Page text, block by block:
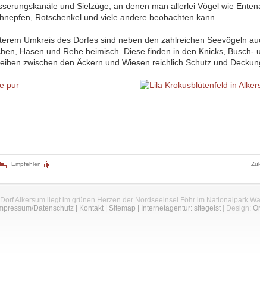
und Sielzüge, an denen man allerlei Vögel wie
Rotschenkel und viele andere beobachten kann.
Umkreis des Dorfes sind neben den zahlreichen Seevögeln
Hasen und Rehe heimisch. Diese finden in den Knicks, Busch-
zwischen den Äckern und Wiesen reichlich Schutz und
Empfehlen
Alkersum liegt im grünen Herzen der Nordseeinsel Föhr im Nationalpark
Datenschutz| Kontakt| Sitemap Internetagentur: sitegeist| Design: